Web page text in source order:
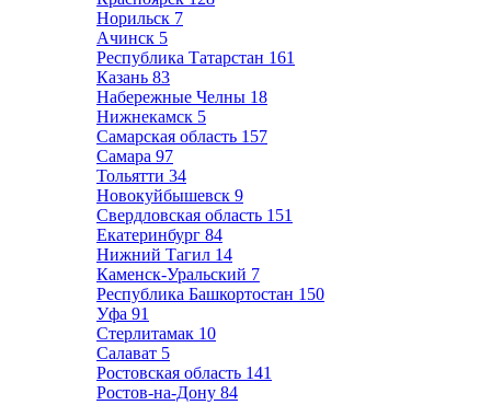
Норильск 7
Ачинск 5
Республика Татарстан 161
Казань 83
Набережные Челны 18
Нижнекамск 5
Самарская область 157
Самара 97
Тольятти 34
Новокуйбышевск 9
Свердловская область 151
Екатеринбург 84
Нижний Тагил 14
Каменск-Уральский 7
Республика Башкортостан 150
Уфа 91
Стерлитамак 10
Салават 5
Ростовская область 141
Ростов-на-Дону 84